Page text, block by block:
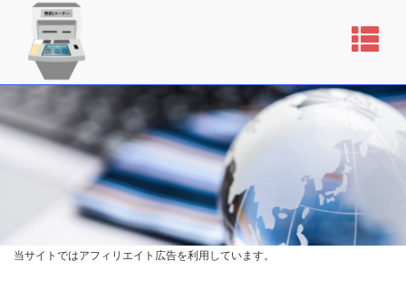
当サイトではアフィリエイト広告を利用しています。